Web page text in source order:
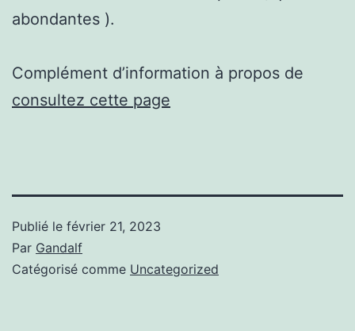
abondantes ).
Complément d’information à propos de
consultez cette page
Publié le février 21, 2023
Par Gandalf
Catégorisé comme Uncategorized